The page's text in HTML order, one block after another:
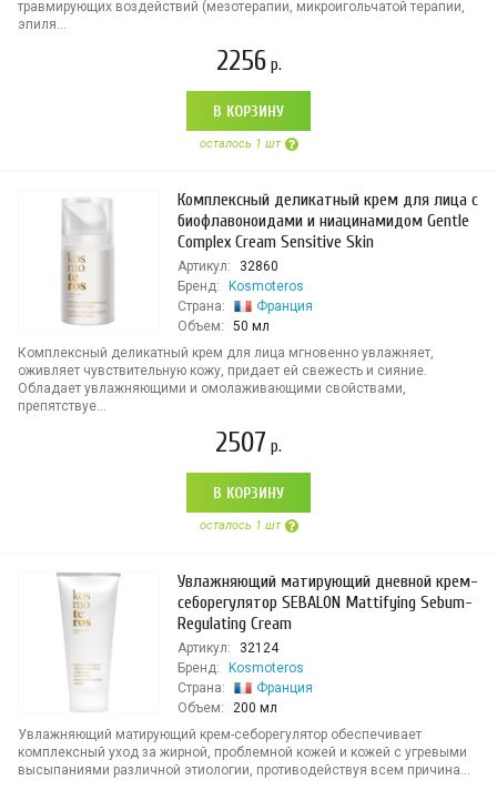
травмирующих воздействий (мезотерапии, микроигольчатой терапии,
эпиля...
2256р.
В КОРЗИНУ
осталось 1 шт
Комплексный деликатный крем для лица с
биофлавоноидами и ниацинамидом Gentle
Complex Cream Sensitive Skin
Артикул:
32860
Бренд:
Kosmoteros
Страна:
Франция
Объем:
50 мл
Комплексный деликатный крем для лица мгновенно увлажняет,
оживляет чувствительную кожу, придает ей свежесть и сияние.
Обладает увлажняющими и омолаживающими свойствами,
препятствуе...
2507 р.
В КОРЗИНУ
осталось 1 шт
Увлажняющий матирующий дневной крем-
себорегулятор SEBALON Mattifying Sebum-
Regulating Cream
Артикул:
32124
Бренд:
Kosmoteros
Страна:
Франция
Объем:
200 мл
Увлажняющий матирующий крем-себорегулятор обеспечивает
комплексный уход за жирной, проблемной кожей и кожей с угревыми
высыпаниями различной этиологии, противодействуя всем причина...